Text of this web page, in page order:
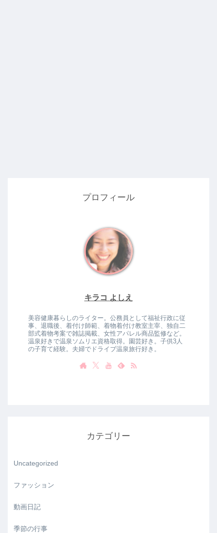
プロフィール
キラコ よしえ
美容健康暮らしのライター。公務員として福祉行政に従
事、退職後、着付け師範、着物着付け教室主宰、独自二
部式着物考案で雑誌掲載、女性アパレル商品監修など。
温泉好きで温泉ソムリエ資格取得。園芸好き。子供3人
の子育て経験。夫婦でドライブ温泉旅行好き。
カテゴリー
Uncategorized
ファッション
動画日記
季節の行事